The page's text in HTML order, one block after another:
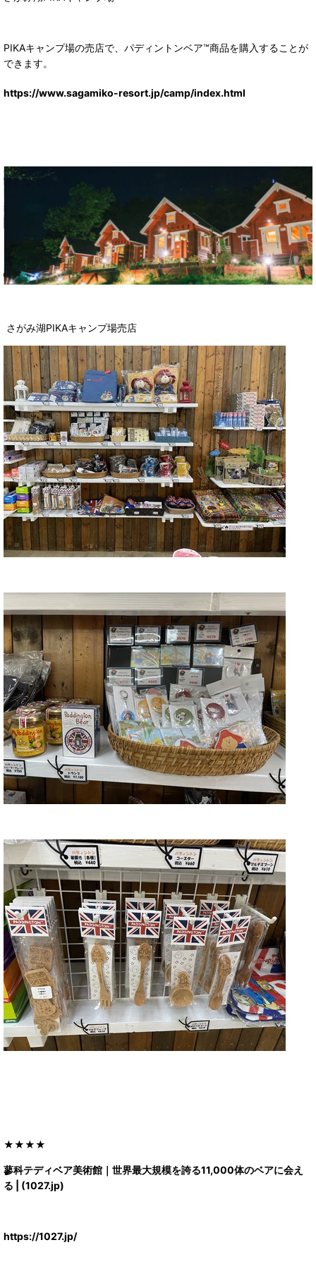
PIKAキャンプ場の売店で、パディントンベア™商品を購入することが
できます。
https://www.sagamiko-resort.jp/camp/index.html
さがみ湖PIKAキャンプ場売店
★★★★
蓼科テディベア美術館｜世界最大規模を誇る11,000体のベアに会え
る | (1027.jp)
https://1027.jp/